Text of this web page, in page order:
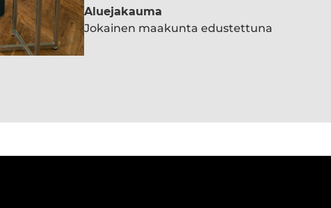
Aluejakauma
Jokainen maakunta edustettuna